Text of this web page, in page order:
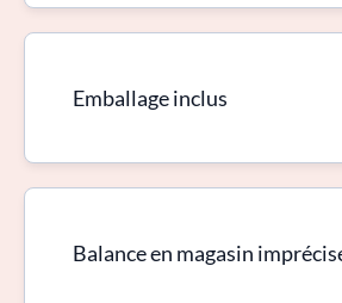
Emballage inclus
Balance en magasin